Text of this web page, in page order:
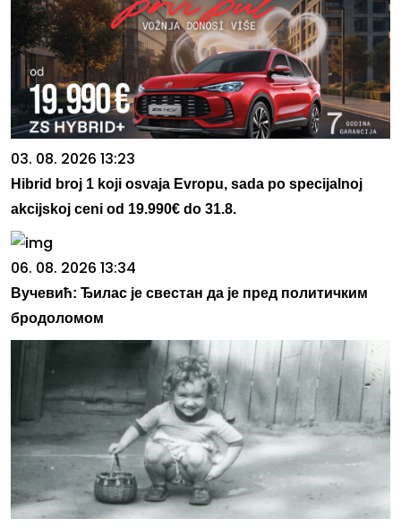
03. 08. 2026 13:23
Hibrid broj 1 koji osvaja Evropu, sada po specijalnoj
akcijskoj ceni od 19.990€ do 31.8.
06. 08. 2026 13:34
Вучевић: Ђилас је свестан да је пред политичким
бродоломом